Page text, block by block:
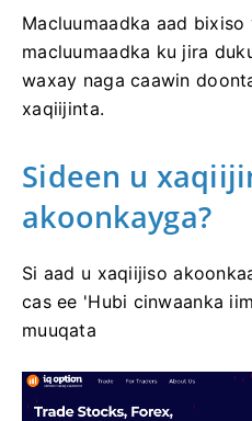
Macluumaadka aad
macluumaadka ku jira
waxay naga caawin
xaqiijinta.
Sideen u
akoonkayga?
Si aad u xaqiijiso
cas ee 'Hubi cinwaanka
muuqata